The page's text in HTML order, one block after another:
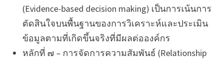
(Evidence-based decision making) เป็นการเน้นการ
ตัดสินใจบนพื้นฐานของการวิเคราะห์และประเมิน
ข้อมูลตามที่เกิดขึ้นจริงที่มีผลต่อองค์กร
หลักที่ ๗ – การจัดการความสัมพันธ์ (Relationship